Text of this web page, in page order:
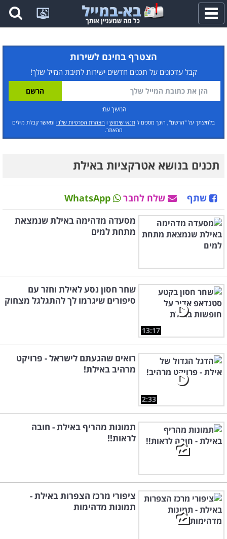
פתח
תפריט
הצטרף בחינם לשירות
קבל עדכונים על תכנים חדשים ישירות לתיבת המייל שלך!
המשך עם:
בלחיצתך על "הרשם", הינך מסכים ל תנאי שימוש ו הצהרת הפרטיות שלנו ומאשר קבלת מיילים
מהאתר.
תכנים בנושא אטרקציות באילת
שתף שלח לחבר WhatsApp
מסעדה מדהימה באילת שנמצאת
מתחת למים
13:17
שחר חסון נסע לאילת וחזר עם
סיפורים שיגרמו לך להתגלגל מצחוק
2:33
רואים שהגעתם לישראל - פרויקט
מרהיב באילת!
תמונות מהריף באילת - חובה
לראות!!
ציפורי מרכז הצפרות באילת -
תמונות מדהימות